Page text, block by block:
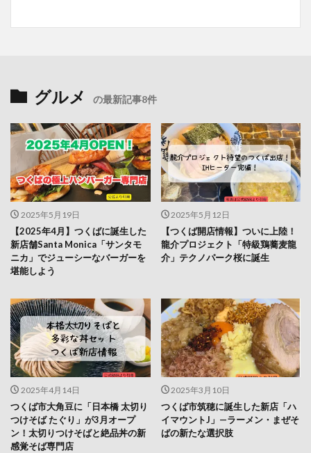
グルメ の最新記事8件
2025年5月19日
【2025年4月】つくばに誕生した
新店舗Santa Monica「サンタモ
ニカ」でジューシーなバーガーを
堪能しよう
2025年5月12日
【つくば開店情報】ついに上陸！
龍介プロジェクト「特級鶏蕎麦龍
介」テクノパーク桜に誕生
2025年4月14日
つくば市大角豆に「日本橋 太切り
つけそば たぐり」が3月オープ
ン！太切りつけそばと絶品丼の新
感覚そば専門店
2025年3月10日
つくば市筑穂に誕生した新店「ハ
イマウントJ」—ラーメン・まぜそ
ばの新たな選択肢